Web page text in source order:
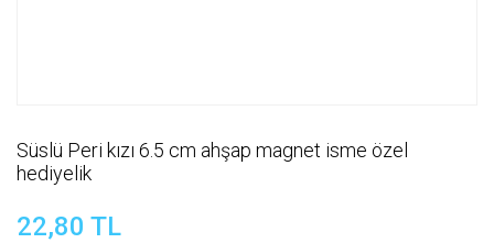
Süslü Peri kızı 6.5 cm ahşap magnet isme özel
hediyelik
22,80 TL